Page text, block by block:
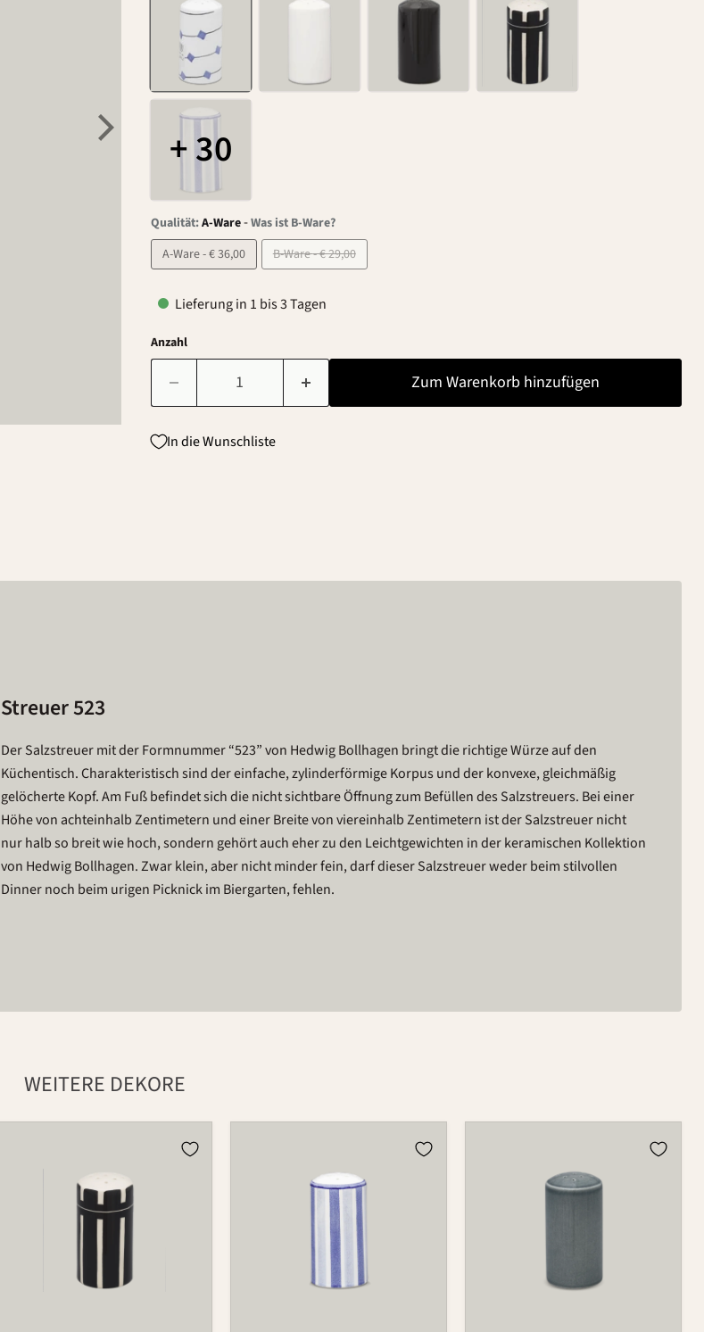
+ 30
Qualität:A-Ware-Was ist B-Ware?
A-Ware - € 36,00
B-Ware - € 29,00
Lieferung in 1 bis 3 Tagen
Anzahl
Zum Warenkorb hinzufügen
In die Wunschliste
Streuer 523
Der Salzstreuer mit der Formnummer “523” von Hedwig Bollhagen bringt die richtige Würze auf den
Küchentisch. Charakteristisch sind der einfache, zylinderförmige Korpus und der konvexe, gleichmäßig
gelöcherte Kopf. Am Fuß befindet sich die nicht sichtbare Öffnung zum Befüllen des Salzstreuers. Bei einer
Höhe von achteinhalb Zentimetern und einer Breite von viereinhalb Zentimetern ist der Salzstreuer nicht
nur halb so breit wie hoch, sondern gehört auch eher zu den Leichtgewichten in der keramischen Kollektion
von Hedwig Bollhagen. Zwar klein, aber nicht minder fein, darf dieser Salzstreuer weder beim stilvollen
Dinner noch beim urigen Picknick im Biergarten, fehlen.
WEITERE DEKORE